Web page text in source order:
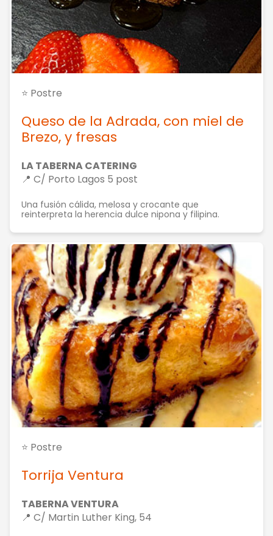
⭐ Postre
Queso de la Adrada, con miel de
Brezo, y fresas
LA TABERNA CATERING
📍 C/ Porto Lagos 5 post
Una fusión cálida, melosa y crocante que
reinterpreta la herencia dulce nipona y filipina.
⭐ Postre
Torrija Ventura
TABERNA VENTURA
📍 C/ Martin Luther King, 54